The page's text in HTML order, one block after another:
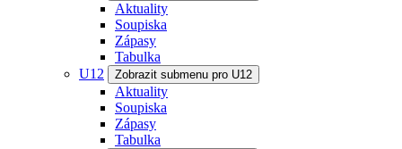
Aktuality
Soupiska
Zápasy
Tabulka
U12
Zobrazit submenu pro U12
Aktuality
Soupiska
Zápasy
Tabulka